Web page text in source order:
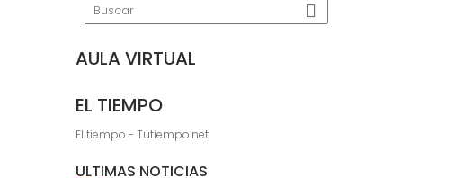
AULA VIRTUAL
EL TIEMPO
El tiempo - Tutiempo.net
ULTIMAS NOTICIAS